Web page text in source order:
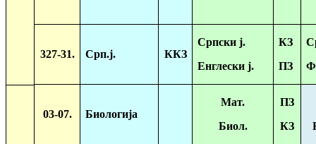
327-31. Срп.ј. ККЗ
Српски ј.
Енглески ј.
КЗ
ПЗ
03-07. Биологија
Мат.
Биол.
ПЗ
КЗ